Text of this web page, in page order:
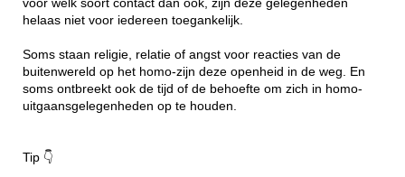
voor welk soort contact dan ook, zijn deze gelegenheden
helaas niet voor iedereen toegankelijk.
Soms staan religie, relatie of angst voor reacties van de
buitenwereld op het homo-zijn deze openheid in de weg. En
soms ontbreekt ook de tijd of de behoefte om zich in homo-
uitgaansgelegenheden op te houden.
Tip 👇